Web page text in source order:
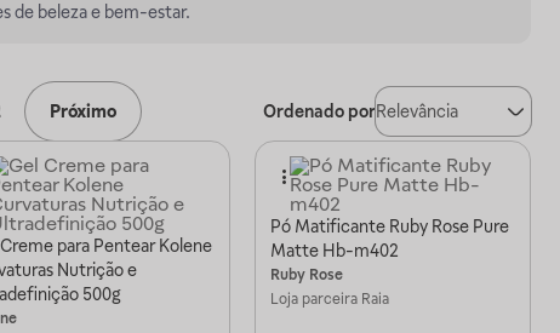
de beleza e bem-estar.
Próximo Ordenado porRelevância
para Pentear Kolene
Nutrição e
500g
Pó Matificante Ruby Rose Pure
Matte Hb-m402
Ruby Rose
Loja parceira Raia